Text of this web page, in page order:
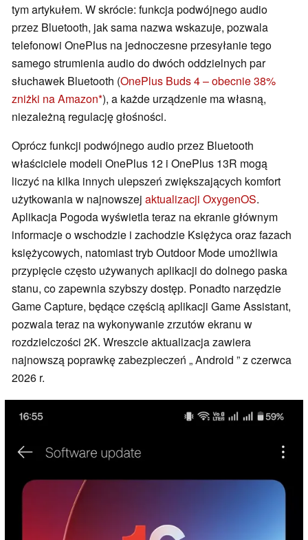
tym artykułem. W skrócie: funkcja podwójnego audio
przez Bluetooth, jak sama nazwa wskazuje, pozwala
telefonowi OnePlus na jednoczesne przesyłanie tego
samego strumienia audio do dwóch oddzielnych par
słuchawek Bluetooth (OnePlus Buds 4 – obecnie 38%
zniżki na Amazon ), a każde urządzenie ma własną,
niezależną regulację głośności.
Oprócz funkcji podwójnego audio przez Bluetooth
właściciele modeli OnePlus 12 i OnePlus 13R mogą
liczyć na kilka innych ulepszeń zwiększających komfort
użytkowania w najnowszej aktualizacji OxygenOS.
Aplikacja Pogoda wyświetla teraz na ekranie głównym
informacje o wschodzie i zachodzie Księżyca oraz fazach
księżycowych, natomiast tryb Outdoor Mode umożliwia
przypięcie często używanych aplikacji do dolnego paska
stanu, co zapewnia szybszy dostęp. Ponadto narzędzie
Game Capture, będące częścią aplikacji Game Assistant,
pozwala teraz na wykonywanie zrzutów ekranu w
rozdzielczości 2K. Wreszcie aktualizacja zawiera
najnowszą poprawkę zabezpieczeń „ Android ” z czerwca
2026 r.